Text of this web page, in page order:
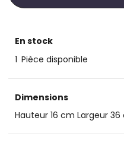
En stock
1 Pièce disponible
Dimensions
Hauteur 16 cm Largeur